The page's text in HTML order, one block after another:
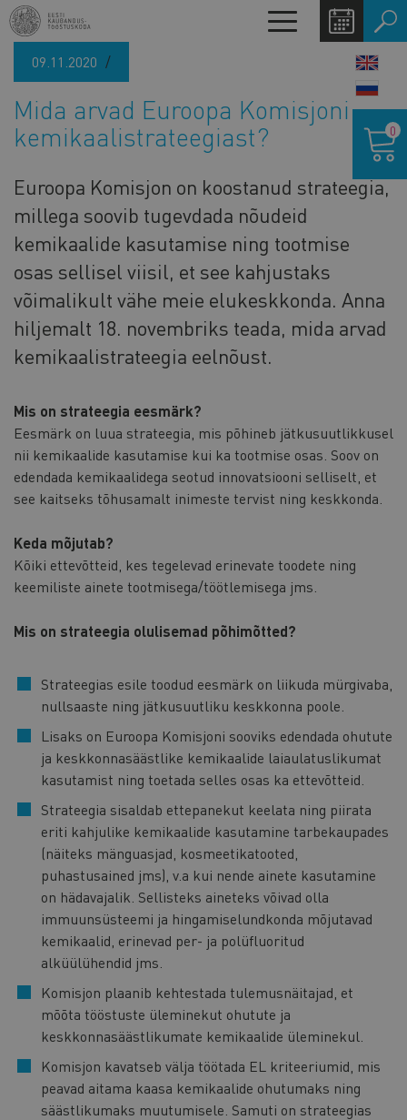
Liigu
edasi
põhisisu
Toggle
navigation
09.11.2020
Mida arvad Euroopa Komisjoni
kemikaalistrateegiast?
Euroopa Komisjon on koostanud strateegia,
millega soovib tugevdada nõudeid
kemikaalide kasutamise ning tootmise
osas sellisel viisil, et see kahjustaks
võimalikult vähe meie elukeskkonda. Anna
hiljemalt 18. novembriks teada, mida arvad
kemikaalistrateegia eelnõust.
Mis on strateegia eesmärk?
Eesmärk on luua strateegia, mis põhineb jätkusuutlikkusel
nii kemikaalide kasutamise kui ka tootmise osas. Soov on
edendada kemikaalidega seotud innovatsiooni selliselt, et
see kaitseks tõhusamalt inimeste tervist ning keskkonda.
Keda mõjutab?
Kõiki ettevõtteid, kes tegelevad erinevate toodete ning
keemiliste ainete tootmisega/töötlemisega jms.
Mis on strateegia olulisemad põhimõtted?
Strateegias esile toodud eesmärk on liikuda mürgivaba,
nullsaaste ning jätkusuutliku keskkonna poole.
Lisaks on Euroopa Komisjoni sooviks edendada ohutute
ja keskkonnasäästlike kemikaalide laiaulatuslikumat
kasutamist ning toetada selles osas ka ettevõtteid.
Strateegia sisaldab ettepanekut keelata ning piirata
eriti kahjulike kemikaalide kasutamine tarbekaupades
(näiteks mänguasjad, kosmeetikatooted,
puhastusained jms), v.a kui nende ainete kasutamine
on hädavajalik. Sellisteks aineteks võivad olla
immuunsüsteemi ja hingamiselundkonda mõjutavad
kemikaalid, erinevad per- ja polüfluoritud
alküülühendid jms.
Komisjon plaanib kehtestada tulemusnäitajad, et
mõõta tööstuste üleminekut ohutute ja
keskkonnasäästlikumate kemikaalide üleminekul.
Komisjon kavatseb välja töötada EL kriteeriumid, mis
peavad aitama kaasa kemikaalide ohutumaks ning
säästlikumaks muutumisele. Samuti on strateegias
0